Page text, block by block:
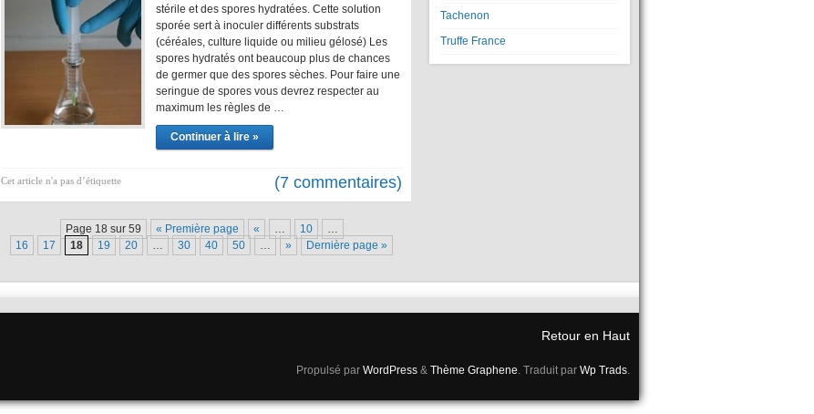
stérile et des spores hydratées. Cette solution
sporée sert à inoculer différents substrats
(céréales, culture liquide ou milieu gélosé) Les
spores hydratés ont beaucoup plus de chances
de germer que des spores sèches. Pour faire une
seringue de spores vous devrez respecter au
maximum les règles de …
Continuer à lire »
Cet article n'a pas d’étiquette (7 commentaires)
Page 18 sur 59 « Première page « … 10
…
16
17 18 19 20 … 30 40 50 … » Dernière page »
Tachenon
Truffe France
Retour en Haut
Propulsé par WordPress & Thème Graphene. Traduit par Wp Trads.